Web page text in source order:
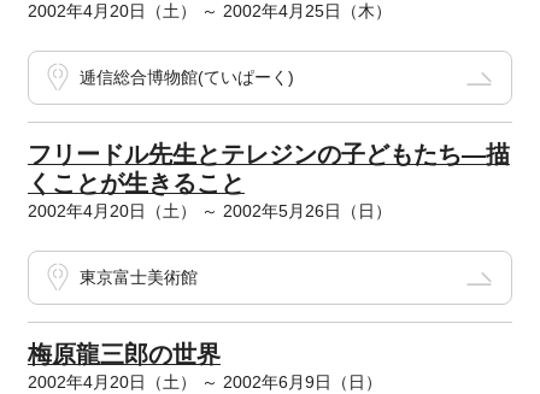
2002年4月20日（土） ～ 2002年4月25日（木）
逓信総合博物館(ていぱーく)
フリードル先生とテレジンの子どもたち―描
くことが生きること
2002年4月20日（土） ～ 2002年5月26日（日）
東京富士美術館
梅原龍三郎の世界
2002年4月20日（土） ～ 2002年6月9日（日）